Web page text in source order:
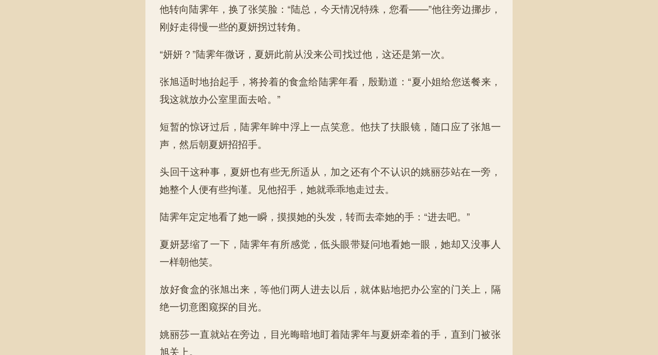
他转向陆霁年，换了张笑脸：“陆总，今天情况特殊，您看——”他往旁边挪步，
刚好走得慢一些的夏妍拐过转角。
“妍妍？”陆霁年微讶，夏妍此前从没来公司找过他，这还是第一次。
张旭适时地抬起手，将拎着的食盒给陆霁年看，殷勤道：“夏小姐给您送餐来，
我这就放办公室里面去哈。”
短暂的惊讶过后，陆霁年眸中浮上一点笑意。他扶了扶眼镜，随口应了张旭一
声，然后朝夏妍招招手。
头回干这种事，夏妍也有些无所适从，加之还有个不认识的姚丽莎站在一旁，
她整个人便有些拘谨。见他招手，她就乖乖地走过去。
陆霁年定定地看了她一瞬，摸摸她的头发，转而去牵她的手：“进去吧。”
夏妍瑟缩了一下，陆霁年有所感觉，低头眼带疑问地看她一眼，她却又没事人
一样朝他笑。
放好食盒的张旭出来，等他们两人进去以后，就体贴地把办公室的门关上，隔
绝一切意图窥探的目光。
姚丽莎一直就站在旁边，目光晦暗地盯着陆霁年与夏妍牵着的手，直到门被张
旭关上。